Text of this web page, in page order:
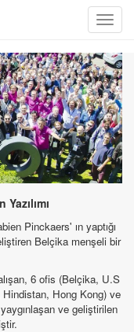
Pinckaers' ın yaptığı
Belçika menşeli bir
6 ofis (Belçika, U.S
Hong Kong) ve
ve geliştirilen